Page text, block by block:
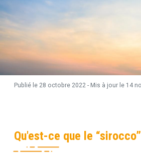
Publié le 28 octobre 2022 - Mis à jour le 14
Qu'est-ce que le